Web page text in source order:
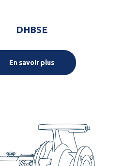
DHBSE
En savoir plus